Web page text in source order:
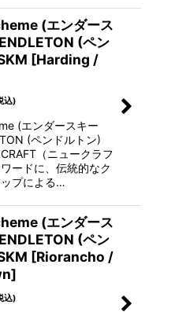
(エンダース
(ペン
[Harding /
込)
(エンダースキー
(ペンドルトン)
（ニュークラフ
ードに、伝統的なク
プによる…
(エンダース
(ペン
[Riorancho /
込)